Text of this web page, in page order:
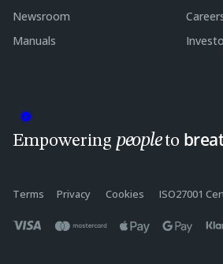
Newsroom
Manuals
Empowering peopleto
Terms Privacy Cookies ISO27001